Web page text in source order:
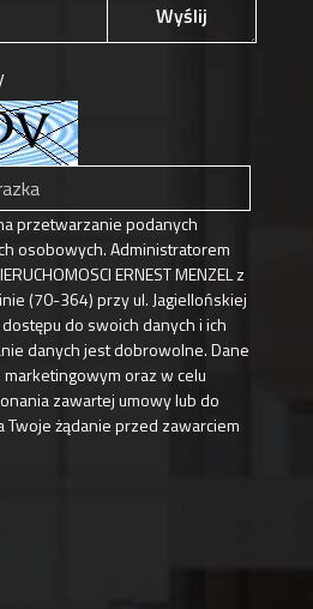
Wyślij
przetwarzanie podanych
osobowych. Administratorem
ERNEST MENZEL z
(70-364) przy ul. Jagiellońskiej
do swoich danych i ich
danych jest dobrowolne. Dane
oraz w celu
zawartej umowy lub do
Twoje żądanie przed zawarciem